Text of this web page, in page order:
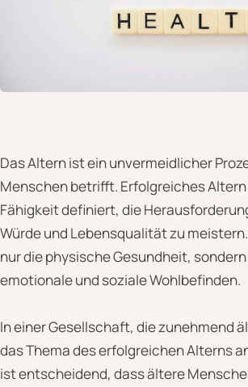
Das Altern ist ein unvermeidlicher
Menschen betrifft. Erfolgreiches
Fähigkeit definiert, die
Würde und Lebensqualität zu
nur die physische Gesundheit,
emotionale und soziale Wohlbefinden.
In einer Gesellschaft, die zunehmend
das Thema des erfolgreichen Alterns
ist entscheidend, dass ältere